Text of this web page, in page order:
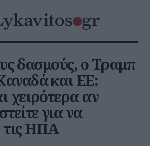
δασμούς, ο Τραμπ
και ΕΕ:
χειρότερα αν
για να
τις ΗΠΑ